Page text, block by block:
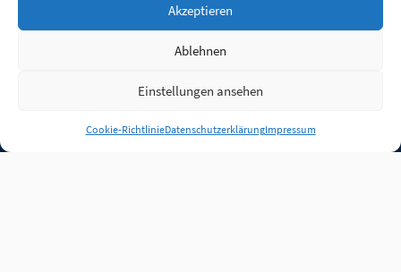
Akzeptieren
Ablehnen
Einstellungen ansehen
Cookie-RichtlinieDatenschutzerklärungImpressum
Anmelden
Jobs Partner FAQ Quellen